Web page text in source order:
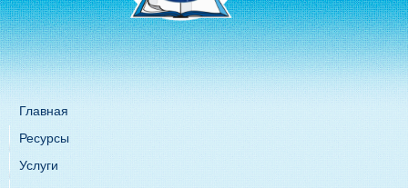
Главная
Ресурсы
Услуги